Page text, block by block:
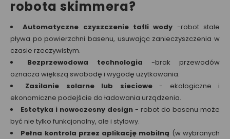
robota skimmera?
Automatyczne czyszczenie tafli wody -robot stale
pływa po powierzchni basenu, usuwając zanieczyszczenia w
czasie rzeczywistym.
Bezprzewodowa technologia -brak przewodów
oznacza większą swobodę i wygodę użytkowania.
Zasilanie solarne lub sieciowe- ekologiczne i
ekonomiczne podejście do ładowania urządzenia.
Estetyka i nowoczesny design - robot do basenu może
być nie tylko funkcjonalny, ale i stylowy.
Pełna kontrola przez aplikację mobilną (w wybranych